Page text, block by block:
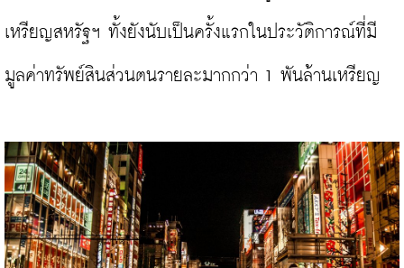
เหรียญสหรัฐฯ ทั้งยังนับเป็นครั้งแรกในประวัติการณ์ที่มี
มูลค่าทรัพย์สินส่วนตนรายละมากกว่า 1 พันล้านเหรียญ